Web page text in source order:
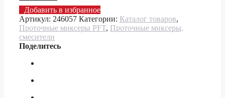
Добавить в избранное
Артикул: 246057 Категории: Каталог товаров,
Проточные миксеры PFT, Проточные миксеры,
смесители
Поделитесь